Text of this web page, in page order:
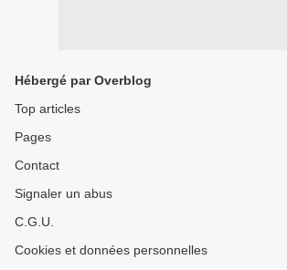
Hébergé par Overblog
Top articles
Pages
Contact
Signaler un abus
C.G.U.
Cookies et données personnelles